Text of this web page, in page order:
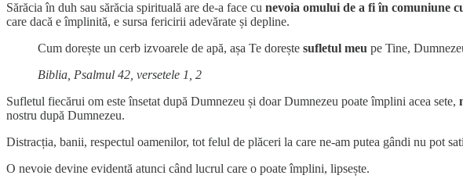
Sărăcia în duh sau sărăcia spirituală are de-a face cu nevoia omului de a fi în comuniune
care dacă e împlinită, e sursa fericirii adevărate și depline.
Cum dorește un cerb izvoarele de apă, așa Te dorește sufletul meu pe Tine,
Biblia, Psalmul 42, versetele 1, 2
Sufletul fiecărui om este însetat după Dumnezeu și doar Dumnezeu poate împlini acea sete,
nostru după Dumnezeu.
Distracția, banii, respectul oamenilor, tot felul de plăceri la care ne-am putea gândi nu pot
O nevoie devine evidentă atunci când lucrul care o poate împlini, lipsește.